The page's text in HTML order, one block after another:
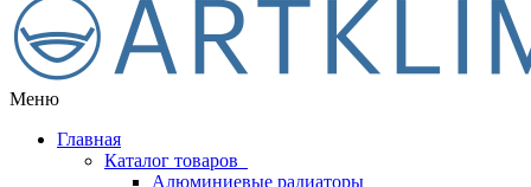
Меню
Главная
Каталог товаров
Алюминиевые радиаторы